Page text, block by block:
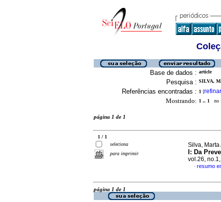
Base de dados : article
Pesquisa : SILVA,
Referências encontradas : 1 [refinar
Mostrando: 1 .. 1 no
página 1 de 1
1 / 1
seleciona
para imprimir
Silva,
: Da
vol.26,
· resumo
página 1 de 1